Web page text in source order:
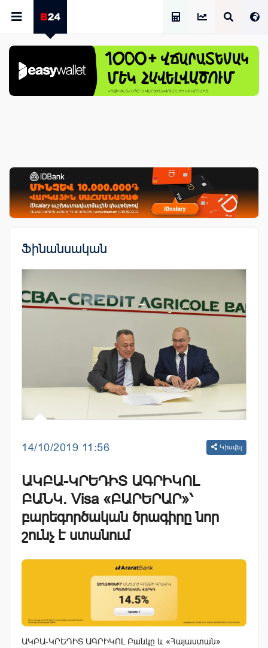
Ֆինանսական
14/10/2019 11:56 Կիսվել
ԱԿԲԱ-ԿՐԵԴԻՏ ԱԳՐԻԿՈԼ
ԲԱՆԿ. Visa «ԲԱՐԵՐԱՐ»՝
բարեգործական ծրագիրը նոր
շունչ է ստանում
ԱԿԲԱ-ԿՐԵԴԻՏ ԱԳՐԻԿՈԼ Բանկը և «Հայաստան»